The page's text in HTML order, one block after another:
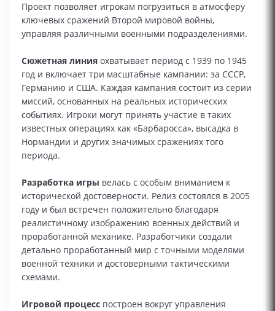
Проект позволяет игрокам погрузиться в атмосферу
ключевых сражений Второй мировой войны,
управляя различными военными подразделениями.
Сюжетная линия охватывает период с 1939 по 1945
год и включает три масштабные кампании: за СССР,
Германию и США. Каждая кампания состоит из серии
миссий, основанных на реальных исторических
событиях. Игроки могут принять участие в таких
известных операциях как «Барбаросса», высадка в
Нормандии и других значимых сражениях того
периода.
Разработка игры велась с особым вниманием к
исторической достоверности. Релиз состоялся в 2005
году и был встречен положительно благодаря
реалистичному изображению военных действий и
проработанной механике. Разработчики создали
детально проработанный мир с точными моделями
военной техники и достоверными тактическими
схемами.
Игровой процесс построен вокруг управления